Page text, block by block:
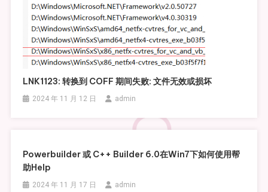
LNK1123: 转换到 COFF 期间失败: 文件无效或损坏
2024 年 11 月 12 日 admin
Powerbuilder 或 C++ Builder 6.0在Win7下如何使用帮
助Help
2024 年 11 月 17 日 admin